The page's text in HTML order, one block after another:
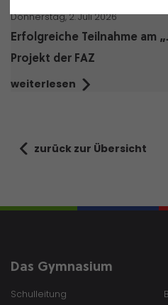
Donnerstag, 2. Juli 2026
Erfolgreiche Teilnahme am
Projekt der FAZ
weiterlesen
zurück zur Übersicht
Das Gymnasium
Schulleitung